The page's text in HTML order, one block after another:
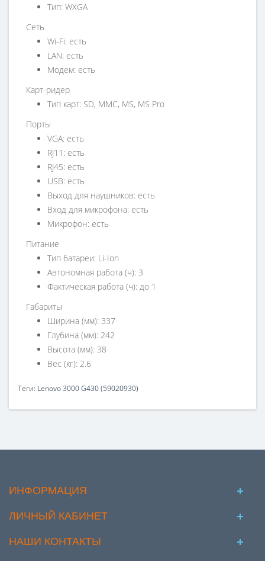
Тип: WXGA
Сеть
Wi-Fi: есть
LAN: есть
Модем: есть
Карт-ридер
Тип карт: SD, MMC, MS, MS Pro
Порты
VGA: есть
RJ11: есть
RJ45: есть
USB: есть
Выход для наушников: есть
Вход для микрофона: есть
Микрофон: есть
Питание
Тип батареи: Li-Ion
Автономная работа (ч): 3
Фактическая работа (ч): до 1
Габариты
Ширина (мм): 337
Глубина (мм): 242
Высота (мм): 38
Вес (кг): 2.6
Теги: Lenovo 3000 G430 (59020930)
ИНФОРМАЦИЯ
ЛИЧНЫЙ КАБИНЕТ
НАШИ КОНТАКТЫ